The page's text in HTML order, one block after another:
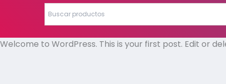
Welcome to WordPress. This is your first post. Edit or